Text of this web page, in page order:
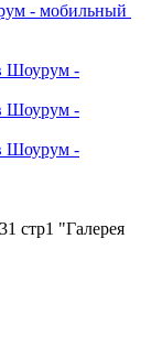
- мобильный
Шоурум -
Шоурум -
Шоурум -
стр1 "Галерея